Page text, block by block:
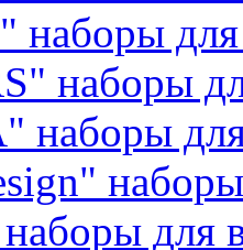
наборы
наборы
наборы
для